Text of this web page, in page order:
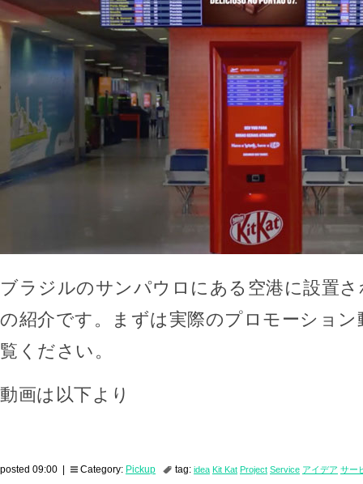
ブラジルのサンパウロにある空港に設置
の紹介です。まずは実際のプロモーショ
覧ください。
動画は以下より
posted 09:00 | Category: Pickup tag: idea Kit Kat Project Service アイデア サー